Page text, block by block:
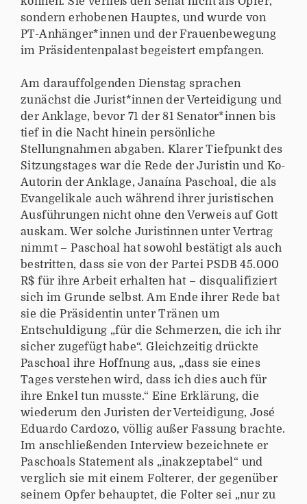
sondern erhobenen Hauptes, und wurde von
PT-Anhänger*innen und der Frauenbewegung
im Präsidentenpalast begeistert empfangen.
Am darauffolgenden Dienstag sprachen
zunächst die Jurist*innen der Verteidigung und
der Anklage, bevor 71 der 81 Senator*innen bis
tief in die Nacht hinein persönliche
Stellungnahmen abgaben. Klarer Tiefpunkt des
Sitzungstages war die Rede der Juristin und Ko-
Autorin der Anklage, Janaína Paschoal, die als
Evangelikale auch während ihrer juristischen
Ausführungen nicht ohne den Verweis auf Gott
auskam. Wer solche Juristinnen unter Vertrag
nimmt – Paschoal hat sowohl bestätigt als auch
bestritten, dass sie von der Partei PSDB 45.000
R$ für ihre Arbeit erhalten hat – disqualifiziert
sich im Grunde selbst. Am Ende ihrer Rede bat
sie die Präsidentin unter Tränen um
Entschuldigung „für die Schmerzen, die ich ihr
sicher zugefügt habe“. Gleichzeitig drückte
Paschoal ihre Hoffnung aus, „dass sie eines
Tages verstehen wird, dass ich dies auch für
ihre Enkel tun musste.“ Eine Erklärung, die
wiederum den Juristen der Verteidigung, José
Eduardo Cardozo, völlig außer Fassung brachte.
Im anschließenden Interview bezeichnete er
Paschoals Statement als „inakzeptabel“ und
verglich sie mit einem Folterer, der gegenüber
seinem Opfer behauptet, die Folter sei „nur zu